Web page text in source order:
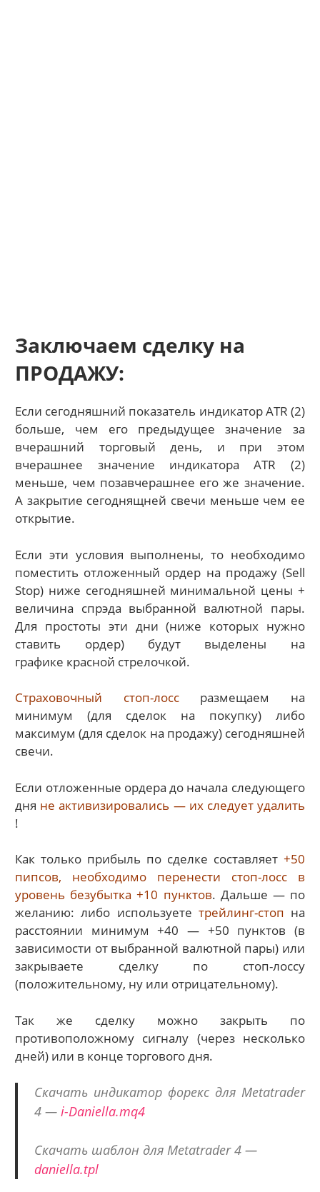
Заключаем сделку на
ПРОДАЖУ:
Если сегодняшний показатель индикатор ATR (2)
больше, чем его предыдущее значение за
вчерашний торговый день, и при этом
вчерашнее значение индикатора ATR (2)
меньше, чем позавчерашнее его же значение.
А закрытие сегоднящней свечи меньше чем ее
открытие.
Если эти условия выполнены, то необходимо
поместить отложенный ордер на продажу (Sell
Stop) ниже сегодняшней минимальной цены +
величина спрэда выбранной валютной пары.
Для простоты эти дни (ниже которых нужно
ставить ордер) будут выделены на
графике красной стрелочкой.
Страховочный стоп-лоссразмещаем на
минимум (для сделок на покупку) либо
максимум (для сделок на продажу) сегодняшней
свечи.
Если отложенные ордера до начала следующего
дня не активизировались — их следует удалить
!
Как только прибыль по сделке составляет +50
пипсов, необходимо перенести стоп-лосс в
уровень безубытка +10 пунктов. Дальше — по
желанию: либо используете трейлинг-стоп на
расстоянии минимум +40 — +50 пунктов (в
зависимости от выбранной валютной пары) или
закрываете сделку по стоп-лоссу
(положительному, ну или отрицательному).
Так же сделку можно закрыть по
противоположному сигналу (через несколько
дней) или в конце торгового дня.
Скачать индикатор форекс для Metatrader
4 — i-Daniella.mq4
Скачать шаблон для Metatrader 4 —
daniella.tpl